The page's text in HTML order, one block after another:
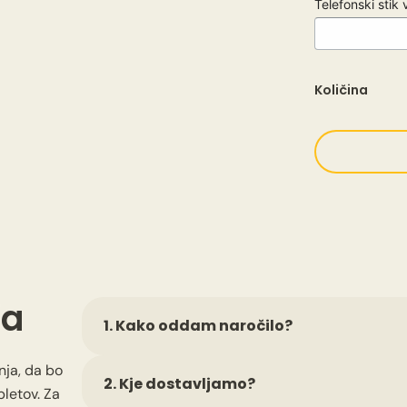
Telefonski stik
Količina
da bo
Za
1. Kako oddam naročilo?
Po zaključku naročila prejmete potrdilo na
2. Kje dostavljamo?